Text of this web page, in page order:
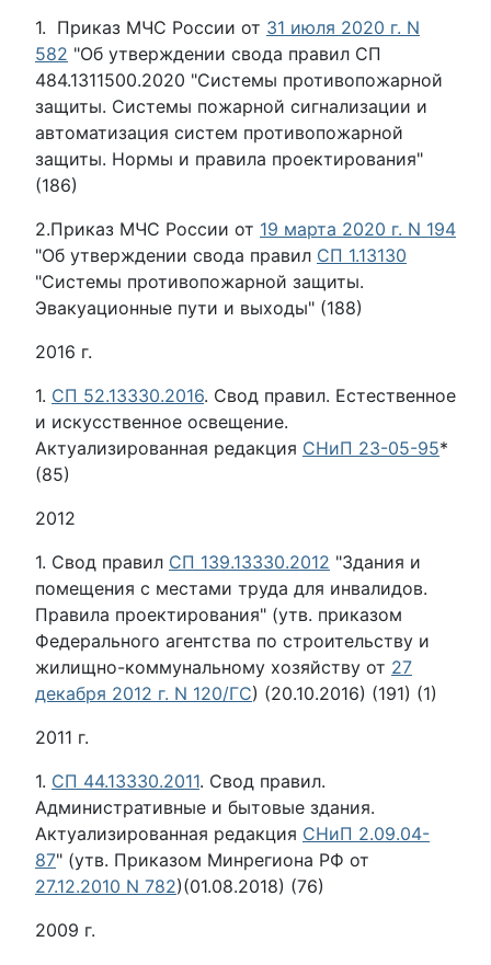
1. Приказ МЧС России от 31 июля 2020 г. N
582 "Об утверждении свода правил СП
484.1311500.2020 "Системы противопожарной
защиты. Системы пожарной сигнализации и
автоматизация систем противопожарной
защиты. Нормы и правила проектирования"
(186)
2.Приказ МЧС России от 19 марта 2020 г. N 194
"Об утверждении свода правил СП 1.13130
"Системы противопожарной защиты.
Эвакуационные пути и выходы" (188)
2016 г.
1. СП 52.13330.2016. Свод правил. Естественное
и искусственное освещение.
Актуализированная редакция СНиП 23-05-95*
(85)
2012
1. Свод правил СП 139.13330.2012 "Здания и
помещения с местами труда для инвалидов.
Правила проектирования" (утв. приказом
Федерального агентства по строительству и
жилищно-коммунальному хозяйству от 27
декабря 2012 г. N 120/ГС) (20.10.2016) (191) (1)
2011 г.
1. СП 44.13330.2011. Свод правил.
Административные и бытовые здания.
Актуализированная редакция СНиП 2.09.04-
87" (утв. Приказом Минрегиона РФ от
27.12.2010 N 782)(01.08.2018) (76)
2009 г.